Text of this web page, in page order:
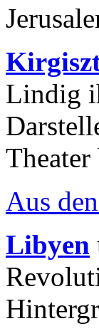
Lindig
Aus den
Libyen